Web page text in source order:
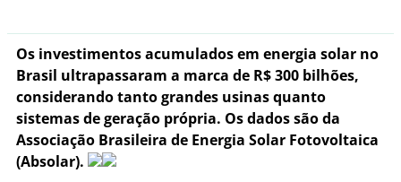
Os investimentos acumulados em energia solar no
Brasil ultrapassaram a marca de R$ 300 bilhões,
considerando tanto grandes usinas quanto
sistemas de geração própria. Os dados são da
Associação Brasileira de Energia Solar Fotovoltaica
(Absolar).